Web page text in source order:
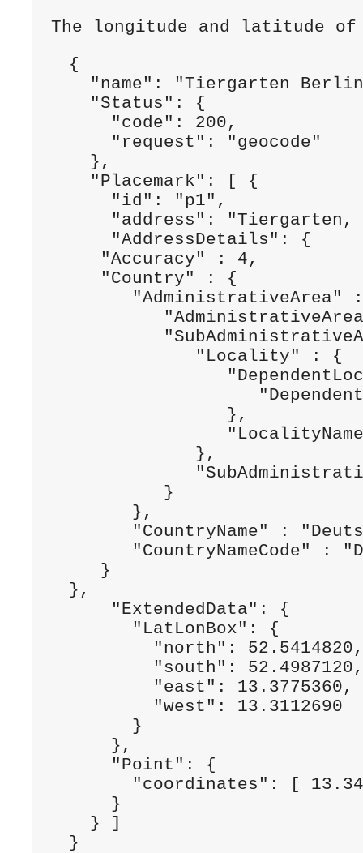
{
"name": "Tiergarten
  "Status": {
    "code": 200,
    "request": "geocode"
  },
  "Placemark": [ {
    "id": "p1",
"address": "Tiergarten,
    "AddressDetails": {
   "Accuracy" : 4,
   "Country" : {
"AdministrativeArea"
            "Locality" : {
               },
            },
         }
      },
"CountryName" :
"CountryNameCode" :
   }
},
    "ExtendedData": {
      "LatLonBox": {
        "north": 52.5414820,
        "south": 52.4987120,
        "east": 13.3775360,
        "west": 13.3112690
      }
    },
    "Point": {
"coordinates": [
    }
  } ]
}